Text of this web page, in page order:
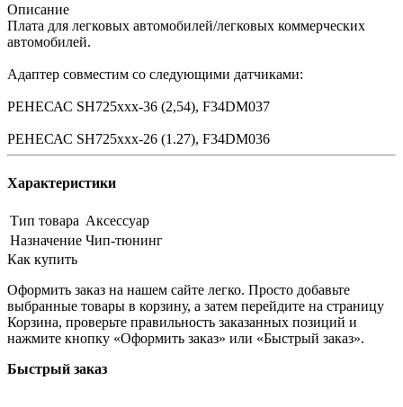
Описание
Плата для легковых автомобилей/легковых коммерческих
автомобилей.
Адаптер совместим со следующими датчиками:
РЕНЕСАС SH725xxx-36 (2,54), F34DM037
РЕНЕСАС SH725xxx-26 (1.27), F34DM036
Характеристики
Тип товара Аксессуар
Назначение Чип-тюнинг
Как купить
Оформить заказ на нашем сайте легко. Просто добавьте
выбранные товары в корзину, а затем перейдите на страницу
Корзина, проверьте правильность заказанных позиций и
нажмите кнопку «Оформить заказ» или «Быстрый заказ».
Быстрый заказ